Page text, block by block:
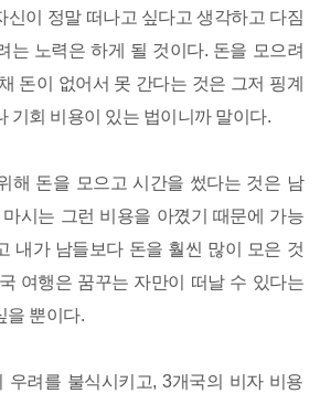
신이 정말 떠나고 싶다고 생각하고 다짐
는 노력은 하게 될 것이다. 돈을 모으려
돈이 없어서 못 간다는 것은 그저 핑계
기회 비용이 있는 법이니까 말이다.
해 돈을 모으고 시간을 썼다는 것은 남
시는 그런 비용을 아꼈기 때문에 가능
내가 남들보다 돈을 훨씬 많이 모은 것
여행은 꿈꾸는 자만이 떠날 수 있다는
을 뿐이다.
우려를 불식시키고, 3개국의 비자 비용